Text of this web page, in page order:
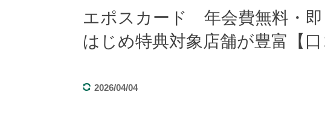
エポスカード 年会費無料・即
はじめ特典対象店舗が豊富【口
2026/04/04